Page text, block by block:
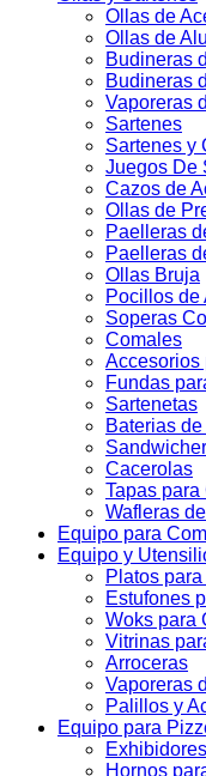
Ollas de
Ollas de
Budineras
Budineras
Vaporeras
Sartenes
Sartenes y
Juegos De
Cazos de
Ollas de
Paelleras
Paelleras
Ollas Bruja
Pocillos de
Soperas
Comales
Accesorios
Fundas
Sartenetas
Baterias
Cacerolas
Tapas para
Wafleras
Equipo para
Equipo y
Platos
Estufones
Woks para
Vitrinas
Arroceras
Vaporeras
Palillos y
Equipo para
Hornos